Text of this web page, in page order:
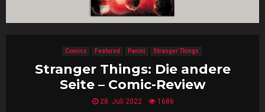
Comics Featured Panini Stranger Things
Stranger Things: Die andere
Seite – Comic-Review
28. Juli 2022 1686